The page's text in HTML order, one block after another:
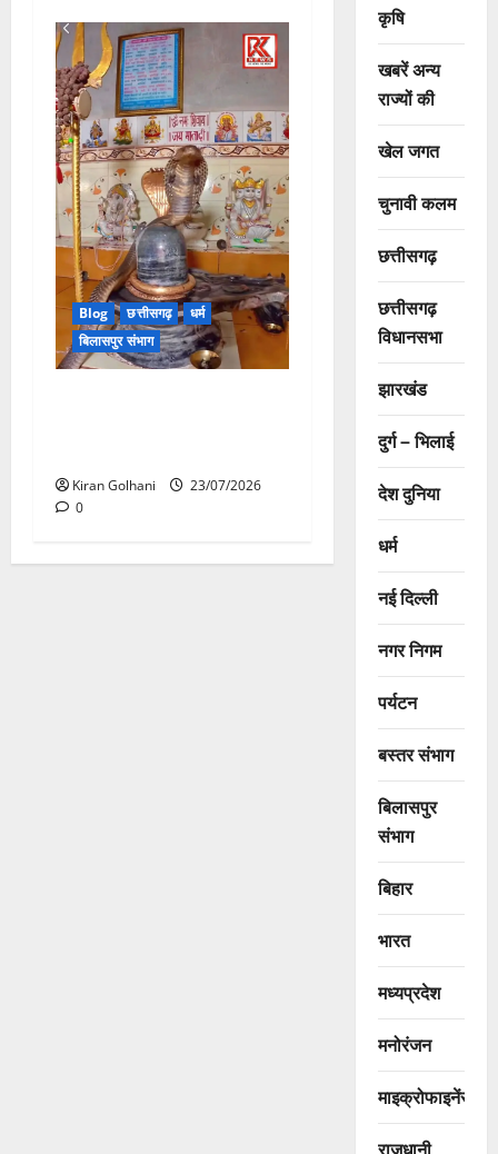
Blog छत्तीसगढ़
धर्म
बिलासपुर संभाग
Kiran Golhani
23/07/2026
0
कृषि
खबरें अन्य
राज्यों की
खेल जगत
चुनावी कलम
छत्तीसगढ़
छत्तीसगढ़
विधानसभा
झारखंड
दुर्ग – भिलाई
देश दुनिया
धर्म
नई दिल्ली
नगर निगम
पर्यटन
बस्तर संभाग
बिलासपुर
संभाग
बिहार
भारत
मध्यप्रदेश
मनोरंजन
माइक्रोफाइनेंस